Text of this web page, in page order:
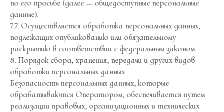
по его просьбе (далее — общедоступные персональные
данные).
7.7. Осуществляется обработка персональных данных,
подлежащих опубликованию или обязательному
раскрытию в соответствии с федеральным законом.
8. Порядок сбора, хранения, передачи и других видов
обработки персональных данных
Безопасность персональных данных, которые
обрабатываются Оператором, обеспечивается путем
реализации правовых, организационных и технических